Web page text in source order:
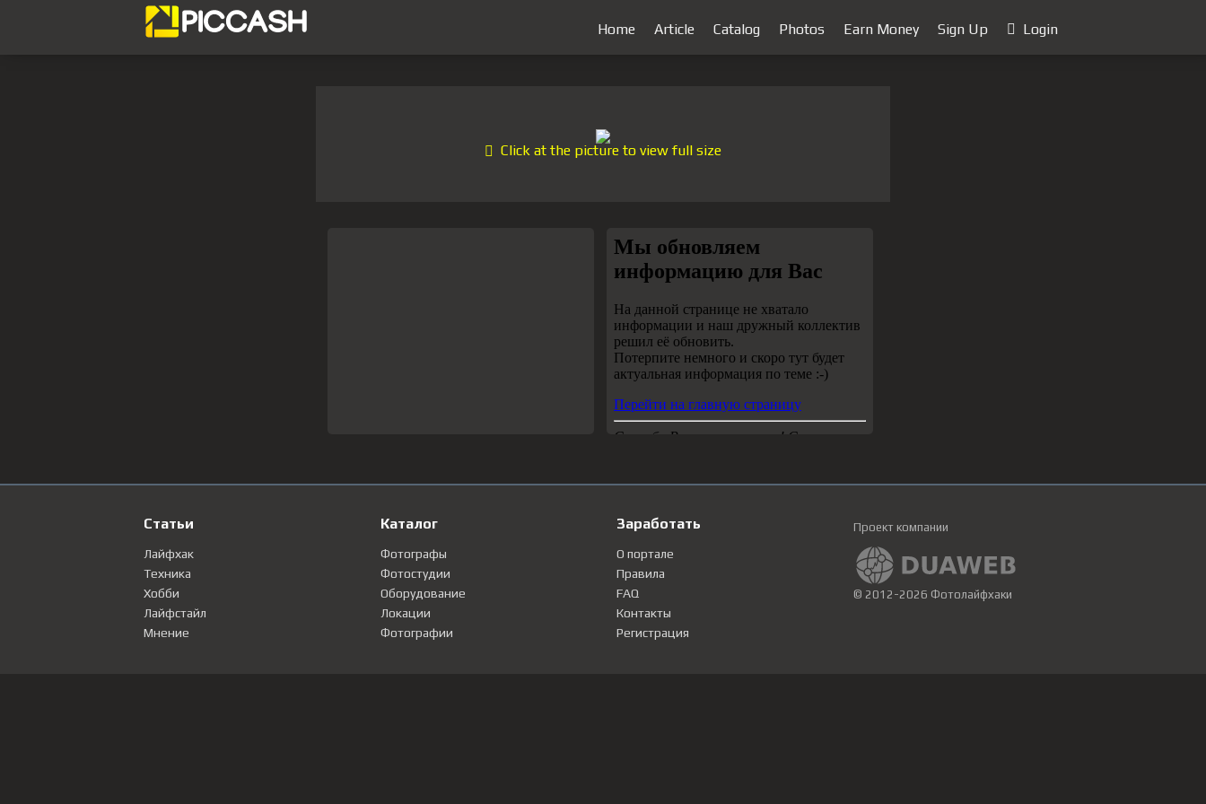
Home Article Catalog Photos Earn Money Sign Up Login
Click at the picture to view full size
Статьи
Лайфхак
Техника
Хобби
Лайфстайл
Мнение
Каталог
Фотографы
Фотостудии
Оборудование
Локации
Фотографии
Заработать
О портале
Правила
FAQ
Контакты
Регистрация
Проект компании
© 2012-2026 Фотолайфхаки